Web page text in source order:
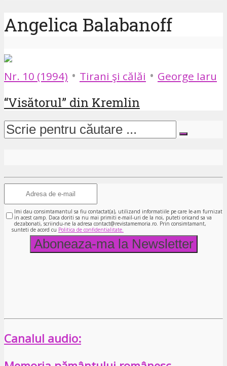
Angelica Balabanoff
Nr. 10 (1994) • Tirani şi călăi • George Iaru
“Visătorul” din Kremlin
Imi dau consimtamantul sa fiu contactat(a), utilizand informatiile pe care le-am furnizat
in acest camp. Daca doriti sa nu mai primiti e-mail-uri de la noi, puteti oricand sa va
dezabonati, scriindu-ne la adresa contact@revistamemoria.ro. Prin consimtamant,
sunteti de acord cu Politica de confidentialitate.
Canalul audio: